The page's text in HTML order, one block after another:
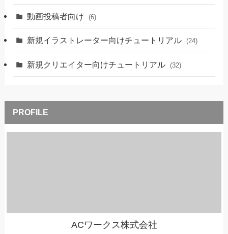
動画投稿者向け (6)
新規イラストレーター向けチュートリアル (24)
新規クリエイター向けチュートリアル (32)
ACワークス株式会社